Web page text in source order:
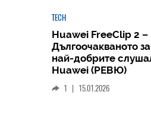
TECH
Huawei FreeClip 2 –
Дългоочакваното
най-добрите
Huawei (РЕВЮ)
1 | 15.01.2026